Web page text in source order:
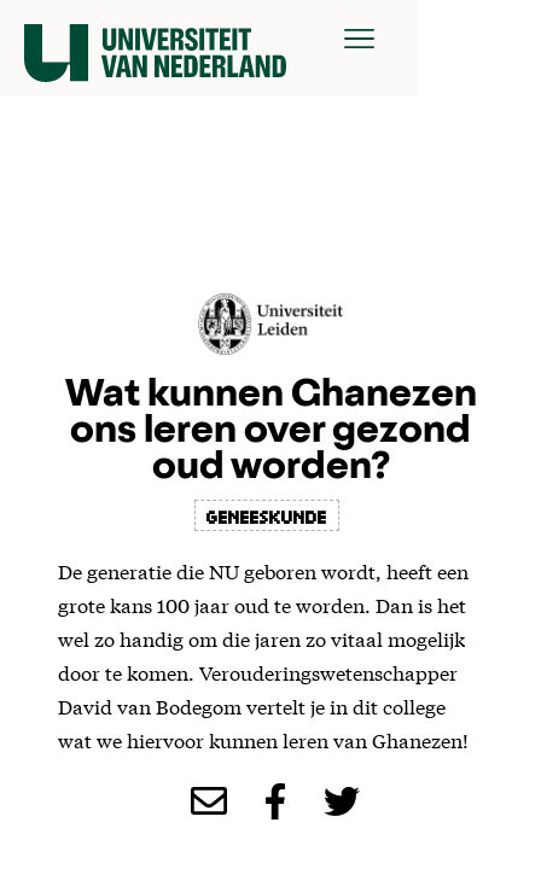
Wat kunnen Ghanezen
ons leren over gezond
oud worden?
geneeskunde
De generatie die NU geboren wordt, heeft een
grote kans 100 jaar oud te worden. Dan is het
wel zo handig om die jaren zo vitaal mogelijk
door te komen. Verouderingswetenschapper
David van Bodegom vertelt je in dit college
wat we hiervoor kunnen leren van Ghanezen!